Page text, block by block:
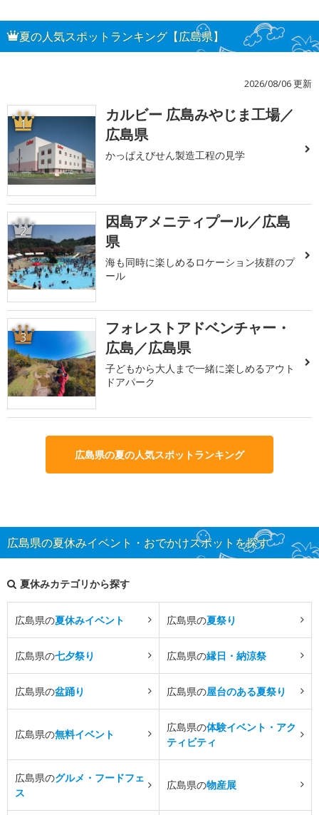
夏の人気スポットランキング【広島県】
2026/08/06 更新
1
カルビー 広島みやじま工場／
広島県
かっぱえびせん製造工程の見学
2
因島アメニティプール／広島
県
海も同時に楽しめるロケーション抜群のプ
ール
3
フォレストアドベンチャー・
広島／広島県
子どもから大人まで一緒に楽しめるアウト
ドアパーク
広島県の夏の人気スポットランキング
広島県の夏休みイベント・おでかけスポットを探す
夏休みカテゴリから探す
広島県の夏休みイベント 広島県の夏祭り
広島県の七夕祭り 広島県の縁日・納涼祭
広島県の盆踊り 広島県の屋台のある夏祭り
広島県の無料イベント
広島県の体験イベント・アク
ティビティ
広島県のグルメ・フードフェ
ス
広島県の物産展